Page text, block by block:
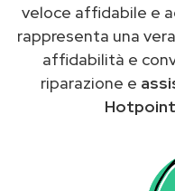
veloce affidabile e
rappresenta una
affidabilità e
riparazione e